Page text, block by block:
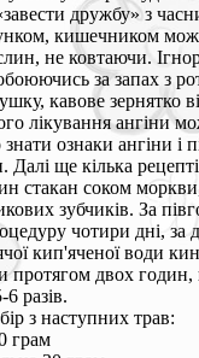
дружбу» з
кишечником
не ковтаючи.
за запах з
кавове зернятко
лікування ангіни
ознаки ангіни і
Далі ще кілька
стакан соком
зубчиків. За
чотири дні, за
кип'яченої води
протягом двох годин,
разів.
з наступних трав:
грам